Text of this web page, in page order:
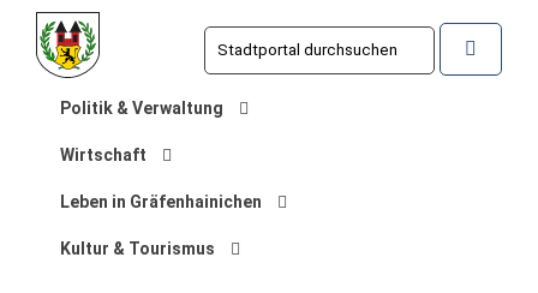
Politik & Verwaltung
Wirtschaft
Leben in Gräfenhainichen
Kultur & Tourismus